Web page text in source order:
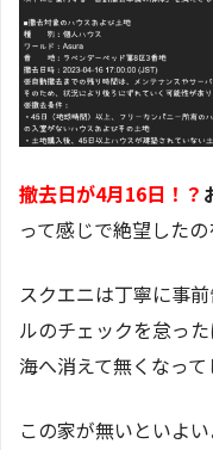
撤去日が4月16日！？
って感じで絶望したの
スクエニは丁寧に事
ルのチェックを怠っ
海へ消えて無くなって
この家が無いといよ